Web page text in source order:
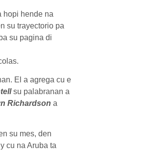
hopi hende na
su trayectorio pa
su pagina di
El a agrega cu e
su palabranan a
Richardson a
su mes, den
cu na Aruba ta